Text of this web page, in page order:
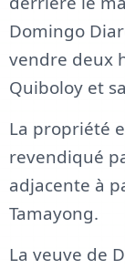
Domingo
vendre deux
Quiboloy et
La propriété
revendiqué
adjacente à
Tamayong.
La veuve de